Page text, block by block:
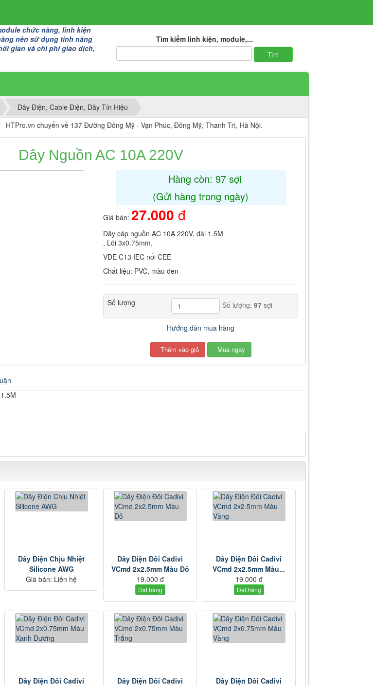
chức năng, linh kiện
nên sử dụng tính năng
gian và chi phí giao dịch,
Tìm kiếm linh kiện, module,...
Dây Điện, Cable Điện, Dây Tín Hiệu
chuyển về 137 Đường Đông Mỹ - Vạn Phúc, Đông Mỹ, Thanh Trì, Hà Nội.
Dây Nguồn AC 10A 220V
Hàng còn: 97 sợi
(Gửi hàng trong ngày)
Giá bán:27.000 đ
Dây cáp nguồn AC 10A 220V, dài 1.5M
, Lõi 3x0.75mm,
VDE C13 IEC nối CEE
Chất liệu: PVC, màu đen
Số lượng Số lượng:97 sợi
Hướng dẫn mua hàng
Thêm vào giỏ Mua ngay
Dây Điện Chịu Nhiệt
Silicone AWG
Giá bán: Liên hệ
Dây Điện Đôi Cadivi
VCmd 2x2.5mm Màu Đỏ
19.000 đ
Đặt hàng
Dây Điện Đôi Cadivi
VCmd 2x2.5mm Màu...
19.000 đ
Đặt hàng
Dây Điện Đôi Cadivi
Dây Điện Đôi Cadivi
Dây Điện Đôi Cadivi